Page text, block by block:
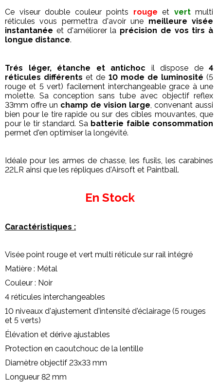
Ce viseur double couleur points rouge et vert multi
réticules vous permettra d'avoir une meilleure visée
instantanée et d'améliorer la précision de vos tirs à
longue distance.
Trés léger, étanche et antichoc il dispose de4
réticules différents et de 10 mode de luminosité (5
rouge et 5 vert) facilement interchangeable grace à une
molette. Sa conception sans tube avec objectif reflex
33mm offre un champ de vision large, convenant aussi
bien pour le tire rapide ou sur des cibles mouvantes, que
pour le tir standard. Sa batterie faible consommation
permet d'en optimiser la longévité.
Idéale pour les armes de chasse, les fusils, les carabines
22LR ainsi que les répliques d'Airsoft et Paintball.
En Stock
Caractéristiques :
Visée point rouge et vert multi réticule sur rail intégré
Matière : Métal
Couleur : Noir
4 réticules interchangeables
10 niveaux d'ajustement d'intensité d'éclairage (5 rouges
et 5 verts)
Élévation et dérive ajustables
Protection en caoutchouc de la lentille
Diamètre objectif 23x33 mm
Longueur 82 mm